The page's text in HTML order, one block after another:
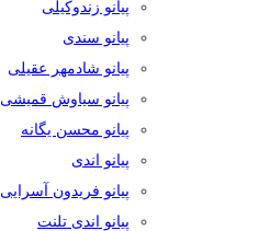
پیانو زندوکیلی
پیانو سندی
پیانو شادمهر عقیلی
پیانو سیاوش قمیشی
پیانو محسن یگانه
پیانو اندی
پیانو فریدون آسرایی
پیانو اندی تلنت